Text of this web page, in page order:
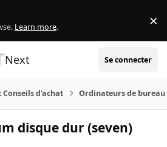
Learn more. ×
Next Se connecter
d'achat Ordinateurs de bureau
disque dur (seven)